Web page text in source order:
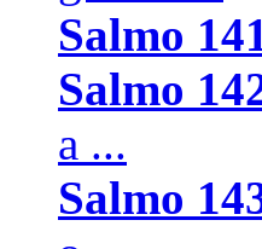
Salmo
Salmo
a ...
Salmo